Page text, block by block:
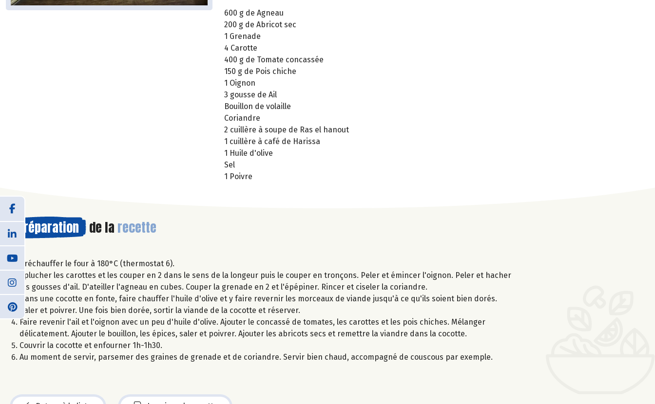
600 g de Agneau
200 g de Abricot sec
1 Grenade
4 Carotte
400 g de Tomate concassée
150 g de Pois chiche
1 Oignon
3 gousse de Ail
Bouillon de volaille
Coriandre
2 cuillère à soupe de Ras el hanout
1 cuillère à café de Harissa
1 Huile d'olive
Sel
1 Poivre
Préparation de la recette
Préchauffer le four à 180°C (thermostat 6).
Eplucher les carottes et les couper en 2 dans le sens de la longeur puis le couper en tronçons. Peler et émincer l'oignon. Peler et hacher
les gousses d'ail. D'ateiller l'agneau en cubes. Couper la grenade en 2 et l'épépiner. Rincer et ciseler la coriandre.
Dans une cocotte en fonte, faire chauffer l'huile d'olive et y faire revernir les morceaux de viande jusqu'à ce qu'ils soient bien dorés.
Saler et poivrer. Une fois bien dorée, sortir la viande de la cocotte et réserver.
Faire revenir l'ail et l'oignon avec un peu d'huile d'olive. Ajouter le concassé de tomates, les carottes et les pois chiches. Mélanger
délicatement. Ajouter le bouillon, les épices, saler et poivrer. Ajouter les abricots secs et remettre la viandre dans la cocotte.
Couvrir la cocotte et enfourner 1h-1h30.
Au moment de servir, parsemer des graines de grenade et de coriandre. Servir bien chaud, accompagné de couscous par exemple.